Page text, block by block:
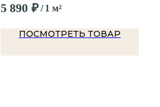
5 890 ₽/ 1 м²
ПОСМОТРЕТЬ ТОВАР